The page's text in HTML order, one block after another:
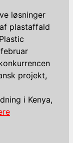
løsninger
plastaffald
projekt,
i Kenya,